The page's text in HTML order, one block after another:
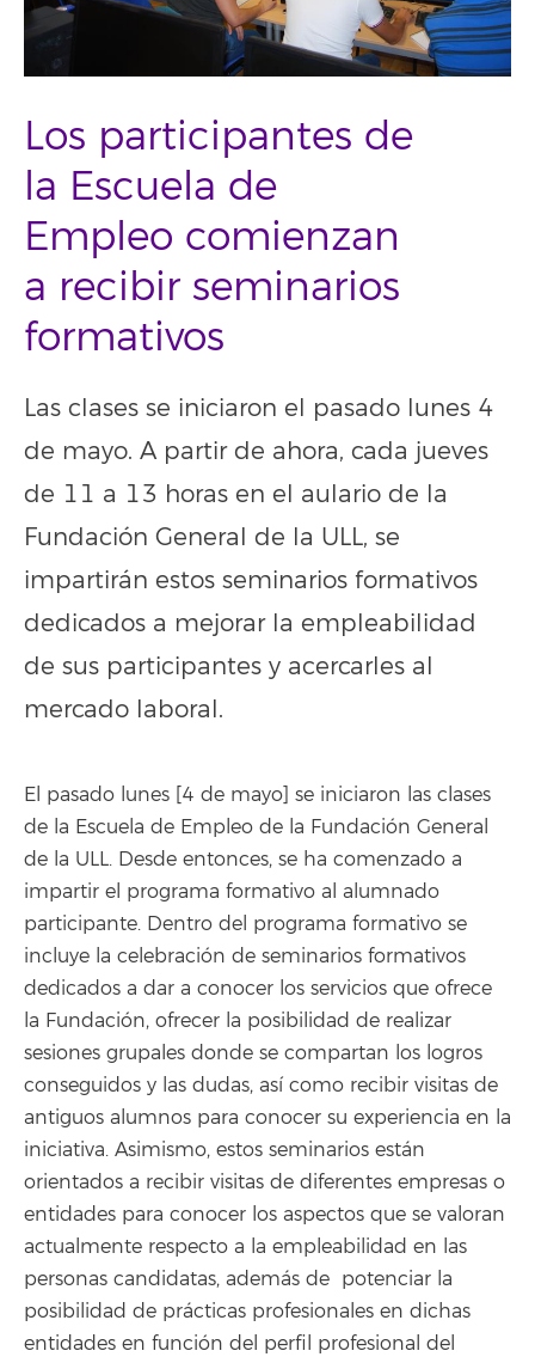
Los participantes de
la Escuela de
Empleo comienzan
a recibir seminarios
formativos
Las clases se iniciaron el pasado lunes 4
de mayo. A partir de ahora, cada jueves
de 11 a 13 horas en el aulario de la
Fundación General de la ULL, se
impartirán estos seminarios formativos
dedicados a mejorar la empleabilidad
de sus participantes y acercarles al
mercado laboral.
El pasado lunes [4 de mayo] se iniciaron las clases
de la Escuela de Empleo de la Fundación General
de la ULL. Desde entonces, se ha comenzado a
impartir el programa formativo al alumnado
participante. Dentro del programa formativo se
incluye la celebración de seminarios formativos
dedicados a dar a conocer los servicios que ofrece
la Fundación, ofrecer la posibilidad de realizar
sesiones grupales donde se compartan los logros
conseguidos y las dudas, así como recibir visitas de
antiguos alumnos para conocer su experiencia en la
iniciativa. Asimismo, estos seminarios están
orientados a recibir visitas de diferentes empresas o
entidades para conocer los aspectos que se valoran
actualmente respecto a la empleabilidad en las
personas candidatas, además de potenciar la
posibilidad de prácticas profesionales en dichas
entidades en función del perfil profesional del